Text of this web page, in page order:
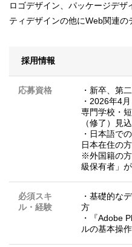
ロゴデザイン、パッケージデ
ティデザインの他にWeb関連の
採用情報
応募資格
・新卒、第
・2026年4
専門学校・
（修了）見
・日本語で
日本在住の
※外国籍の方
級保有者」
必須スキ
ル・経験
・基礎的な
方
・『Adobe
ルの基本操